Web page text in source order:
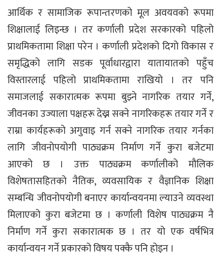
आर्थिक र सामाजिक रूपान्तरणको मूल अवयवको रूपमा
शिक्षालाई लिइन्छ । तर कर्णाली प्रदेश सरकारको पहिलो
प्राथमिकतामा शिक्षा परेन । कर्णाली प्रदेशको दिगो विकास र
समृद्धिको लागि सडक पूर्वाधारद्वारा यातायातको पहुँच
विस्तारलाई पहिलो प्राथमिकतामा राखियो । तर पनि
समाजलाई सकारात्मक रूपमा बुझ्ने नागरिक तयार गर्ने,
जीवनका उज्याला पक्षहरू देख्न सक्ने नागरिकहरू तयार गर्ने र
राम्रा कार्यहरूको अगुवाइ गर्न सक्ने नागरिक तयार गर्नका
लागि जीवनोपयोगी पाठ्यक्रम निर्माण गर्ने कुरा बजेटमा
आएको छ । उक्त पाठ्यक्रम कर्णालीको मौलिक
विशेषतासहितको नैतिक, व्यवसायिक र वैज्ञानिक शिक्षा
सम्बन्धि जीवनोपयोगी बनाएर कार्यान्वयनमा ल्याउने व्यवस्था
मिलाएको कुरा बजेटमा छ । कर्णाली विशेष पाठ्यक्रम नै
निर्माण गर्ने कुरा सकारात्मक छ । तर यो एक वर्षभित्र
कार्यान्वयन गर्ने प्रकारको विषय पक्कै पनि होइन ।